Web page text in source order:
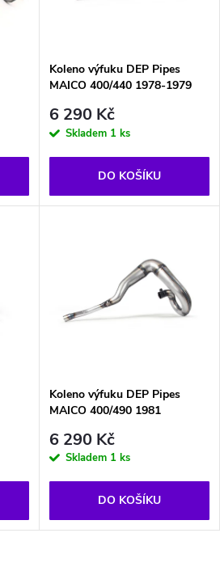
Koleno výfuku DEP Pipes
MAICO 400/440 1978-1979
6 290 Kč
Skladem 1 ks
DO KOŠÍKU
Koleno výfuku DEP Pipes
MAICO 400/490 1981
6 290 Kč
Skladem 1 ks
DO KOŠÍKU